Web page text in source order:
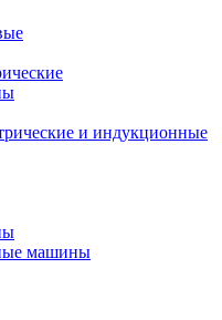
и индукционные
машины